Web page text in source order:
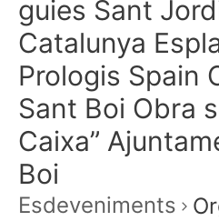
guies Sant
Catalunya
Prologis Spain
Sant Boi Obra
Caixa”
Boi
Esdeveniments